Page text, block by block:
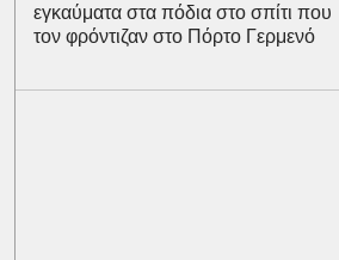
εγκαύματα στα πόδια στο σπίτι που
τον φρόντιζαν στο Πόρτο Γερμενό